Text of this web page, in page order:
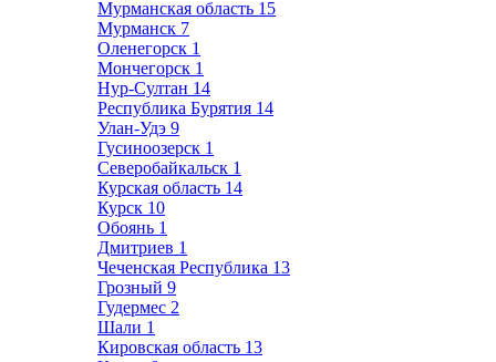
Мурманская область 15
Мурманск 7
Оленегорск 1
Мончегорск 1
Нур-Султан 14
Республика Бурятия 14
Улан-Удэ 9
Гусиноозерск 1
Северобайкальск 1
Курская область 14
Курск 10
Обоянь 1
Дмитриев 1
Чеченская Республика 13
Грозный 9
Гудермес 2
Шали 1
Кировская область 13